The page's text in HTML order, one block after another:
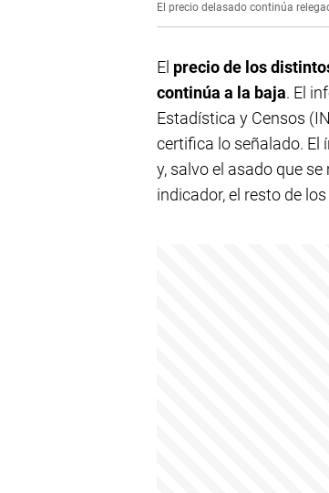
El precio delasado continúa
El precio de los
continúa a la baja. El
Estadística y Censos
certifica lo señalado. El
y, salvo el asado que
indicador, el resto de